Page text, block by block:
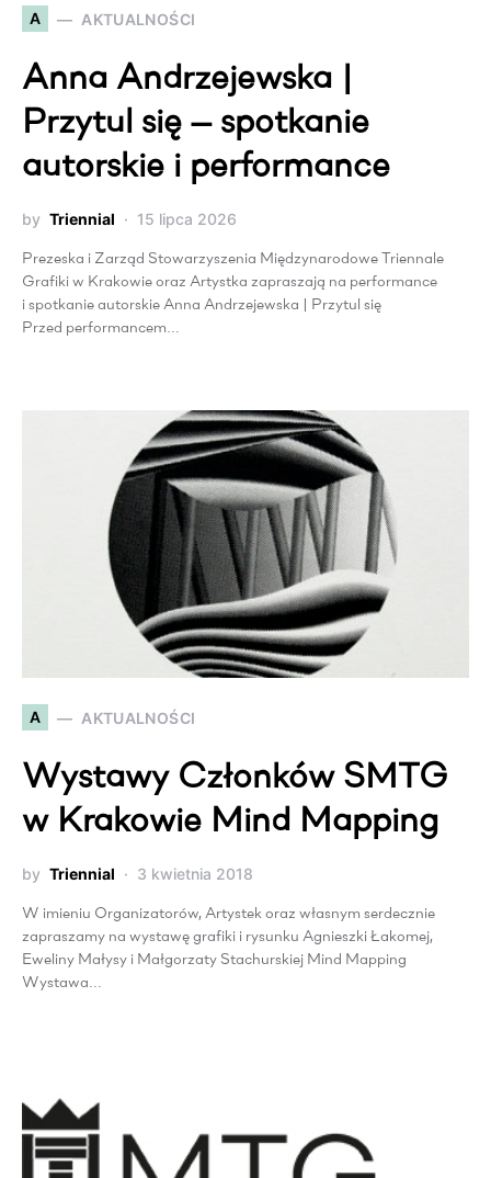
A AKTUALNOŚCI
Anna Andrzejewska |
Przytul się — spotkanie
autorskie i performance
by Triennial 15 lipca 2026
Prezeska i Zarząd Stowarzyszenia Międzynarodowe Triennale
Grafiki w Krakowie oraz Artystka zapraszają na performance
i spotkanie autorskie Anna Andrzejewska | Przytul się
Przed performancem…
A AKTUALNOŚCI
Wystawy Członków SMTG
w Krakowie Mind Mapping
by Triennial 3 kwietnia 2018
W imieniu Organizatorów, Artystek oraz własnym serdecznie
zapraszamy na wystawę grafiki i rysunku Agnieszki Łakomej,
Eweliny Małysy i Małgorzaty Stachurskiej Mind Mapping
Wystawa…